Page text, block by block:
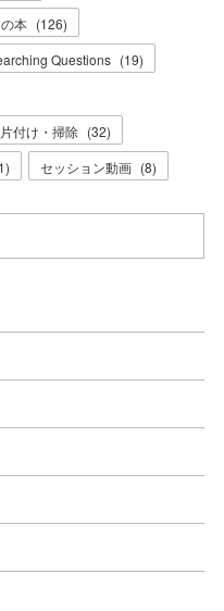
本 (126)
Questions (19)
片付け・掃除 (32)
) セッション動画 (8)